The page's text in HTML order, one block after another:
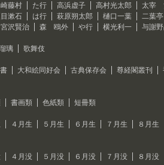
藤村 た行 高浜虚子 高村光太郎
太宰
漱石 は行 萩原朔太郎 樋口一葉
二葉
宮沢賢治 森 鴎外 や行 横光利一
与謝
璃
歌舞伎
大和絵同好会 古典保存会 尊経閣叢刊
書画類 色紙類
短冊類
４月生 ５月生 ６月生 ７月生
８月生
４月没 ５月没 ６月没 ７月没
８月没